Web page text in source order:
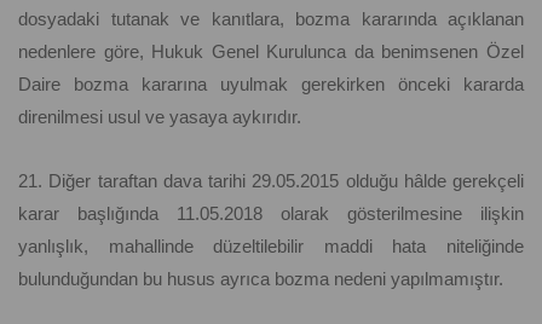
dosyadaki tutanak ve kanıtlara, bozma kararında açıklanan
nedenlere göre, Hukuk Genel Kurulunca da benimsenen Özel
Daire bozma kararına uyulmak gerekirken önceki kararda
direnilmesi usul ve yasaya aykırıdır.
21. Diğer taraftan dava tarihi 29.05.2015 olduğu hâlde gerekçeli
karar başlığında 11.05.2018 olarak gösterilmesine ilişkin
yanlışlık, mahallinde düzeltilebilir maddi hata niteliğinde
bulunduğundan bu husus ayrıca bozma nedeni yapılmamıştır.